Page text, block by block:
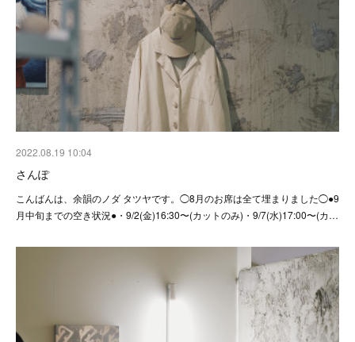
2022.08.19 10:04
さんぽ
こんばんは、余韻のノダ タツヤです。◯8月のお席は全て埋まりました◯●9
月中旬までの空き状況●・9/2(金)16:30〜(カットのみ)・9/7(水)17:00〜(カ…